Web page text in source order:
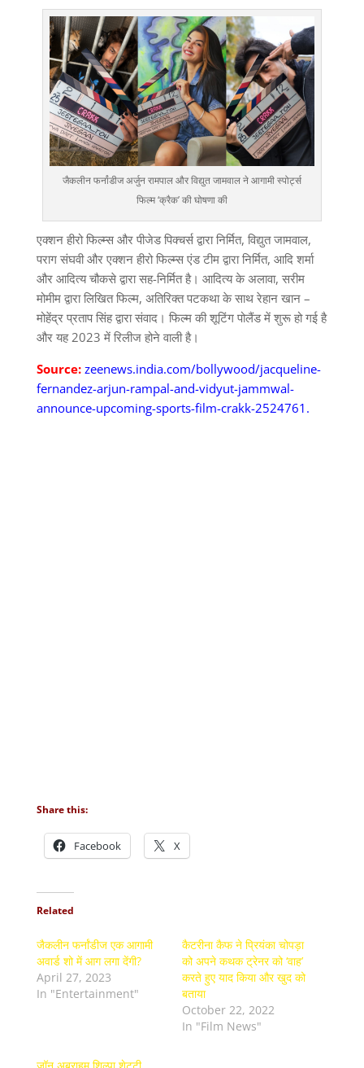
जैकलीन फर्नांडीज अर्जुन रामपाल और विद्युत जामवाल ने आगामी स्पोर्ट्स
फिल्म ‘क्रैक’ की घोषणा की
एक्शन हीरो फिल्म्स और पीजेड पिक्चर्स द्वारा निर्मित, विद्युत जामवाल,
पराग संघवी और एक्शन हीरो फिल्म्स एंड टीम द्वारा निर्मित, आदि शर्मा
और आदित्य चौकसे द्वारा सह-निर्मित है। आदित्य के अलावा, सरीम
मोमीम द्वारा लिखित फिल्म, अतिरिक्त पटकथा के साथ रेहान खान –
मोहेंद्र प्रताप सिंह द्वारा संवाद। फिल्म की शूटिंग पोलैंड में शुरू हो गई है
और यह 2023 में रिलीज होने वाली है।
Source: zeenews.india.com/bollywood/jacqueline-
fernandez-arjun-rampal-and-vidyut-jammwal-
announce-upcoming-sports-film-crakk-2524761.
Share this:
Facebook X
Related
जैकलीन फर्नांडीज एक आगामी
अवार्ड शो में आग लगा देंगी?
April 27, 2023
In "Entertainment"
कैटरीना कैफ ने प्रियंका चोपड़ा
को अपने कथक ट्रेनर को ‘वाह’
करते हुए याद किया और खुद को
बताया
October 22, 2022
In "Film News"